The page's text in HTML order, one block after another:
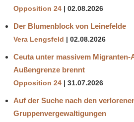
Opposition 24 02.08.2026
Der Blumenblock von Leinefelde
Vera Lengsfeld 02.08.2026
Ceuta unter massivem
Außengrenze brennt
Opposition 24 31.07.2026
Auf der Suche nach den
Gruppenvergewaltigungen